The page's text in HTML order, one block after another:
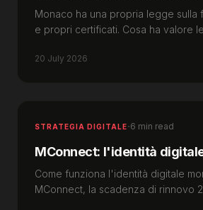
Monaco ha una propria legge sulla
e propri certificati. Cosa ha valore
20 July 2026
STRATEGIA DIGITALE·6 min read
MConnect: l'identità
Come funziona l'identità digitale
MConnect, la scadenza di rinnovo